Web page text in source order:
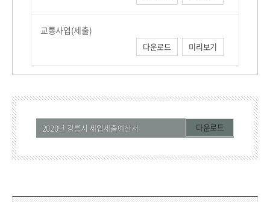
교통사업(세출)
다운로드 미리보기
2020년 강릉시 세입세출예산서 다운로드
담당부서 정보 & 컨텐츠 만족도 조사 & 공공저작물 자유이용 허락 표시